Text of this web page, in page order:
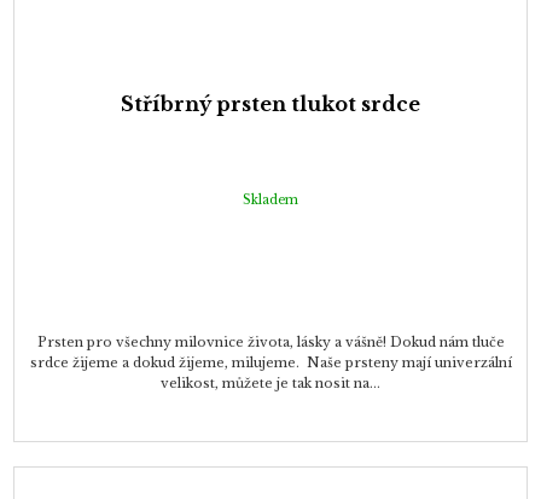
Stříbrný prsten tlukot srdce
Skladem
Prsten pro všechny milovnice života, lásky a vášně! Dokud nám tluče
srdce žijeme a dokud žijeme, milujeme. Naše prsteny mají univerzální
velikost, můžete je tak nosit na...